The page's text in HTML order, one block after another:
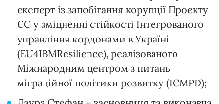
експерт із запобігання корупції Проєкту
ЄС у зміцненні стійкості Інтегрованого
управління кордонами в Україні
(EU4IBMResilience), реалізованого
Міжнародним центром з питань
міграційної політики розвитку (ICMPD);